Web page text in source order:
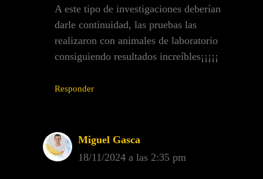
A este tipo de investigaciones deberían
darle continuidad, las pruebas las
realizaron con animales de laboratorio
consiguiendo resultados increíbles¡¡¡¡¡
Responder
Miguel Gasca
18/11/2024 a las 2:35 pm